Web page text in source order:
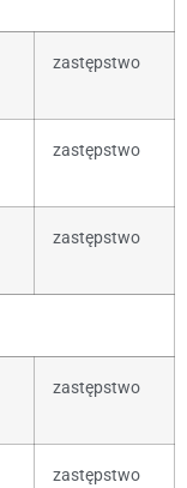
zastępstwo
zastępstwo
zastępstwo
zastępstwo
zastępstwo